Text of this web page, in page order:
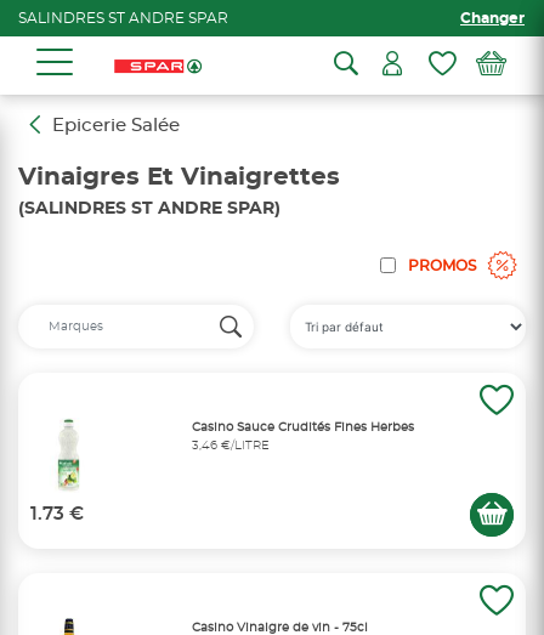
SALINDRES ST ANDRE SPAR Changer
Epicerie Salée
Vinaigres Et Vinaigrettes
(SALINDRES ST ANDRE SPAR)
PROMOS
Casino Sauce Crudités Fines Herbes
3,46 €/LITRE
1.73 €
Casino Vinaigre de vin - 75cl